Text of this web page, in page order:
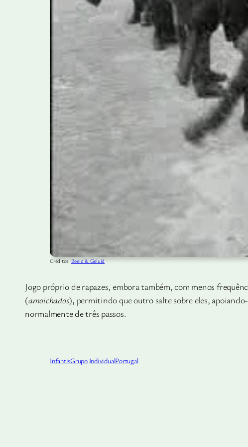
Créditos:Beeld & Geluid
Jogo próprio de rapazes, embora também, com menos
(amoichados), permitindo que outro salte sobre eles,
normalmente de três passos.
InfantisGrupo IndividualPortugal